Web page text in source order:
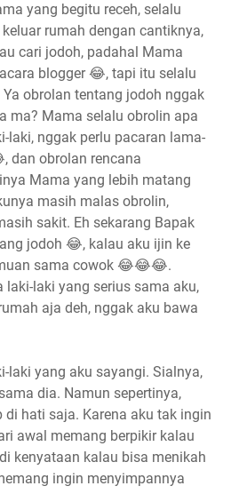
yang begitu receh, selalu
rumah dengan cantiknya,
cari jodoh, padahal Mama
blogger 😂, tapi itu selalu
obrolan tentang jodoh nggak
ma? Mama selalu obrolin apa
laki, nggak perlu pacaran lama-
dan obrolan rencana
Mama yang lebih matang
masih malas obrolin,
sakit. Eh sekarang Bapak
jodoh 😂, kalau aku ijin ke
sama cowok 😂😂😂.
laki-laki yang serius sama aku,
aja deh, nggak aku bawa
laki yang aku sayangi. Sialnya,
dia. Namun sepertinya,
hati saja. Karena aku tak ingin
awal memang berpikir kalau
kenyataan kalau bisa menikah
ingin menyimpannya